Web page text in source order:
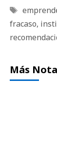
Etiquetas
fracaso,
Más